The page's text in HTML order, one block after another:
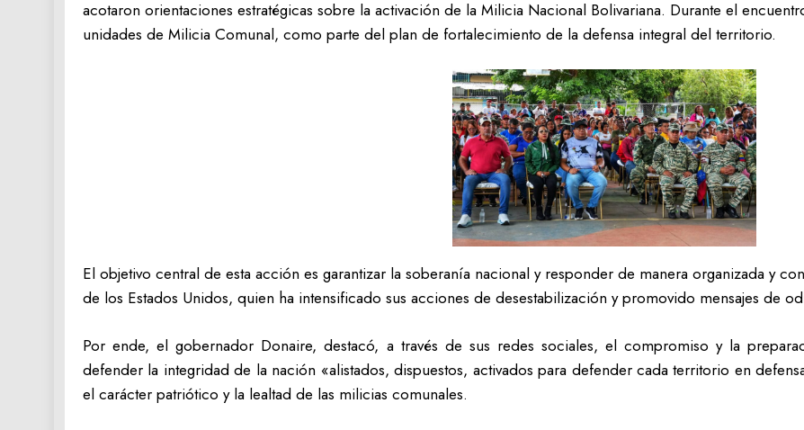
acotaron orientaciones estratégicas sobre la activación de la Milicia Nacional Bolivariana. Durante el
unidades de Milicia Comunal, como parte del plan de fortalecimiento de la defensa integral del territorio.
‎El objetivo central de esta acción es garantizar la soberanía nacional y responder de manera organizada y
de los Estados Unidos, quien ha intensificado sus acciones de desestabilización y promovido mensajes de
‎Por ende, el gobernador Donaire, destacó, a través de sus redes sociales, el compromiso y la
defender la integridad de la nación «alistados, dispuestos, activados para defender cada territorio en
el carácter patriótico y la lealtad de las milicias comunales.